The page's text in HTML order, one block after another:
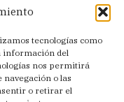
tecnologías como
información del
nos permitirá
o las
o retirar el